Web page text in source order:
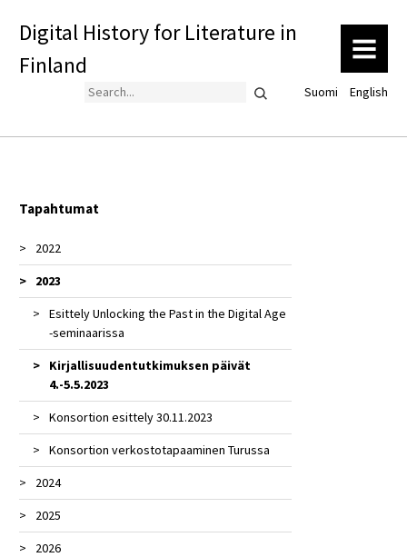
Digital History for Literature in
Finland
MENU
Search Suomi English
Tapahtumat
2022
Sanomalehtisymposiumi 2022
Seminaari: Kirjallisuushistorian uudistuvat
metodit
2023
Esittely Unlocking the Past in the Digital Age
-seminaarissa
Kirjallisuudentutkimuksen päivät
4.-5.5.2023
Konsortion esittely 30.11.2023
Konsortion verkostotapaaminen Turussa
2024
1800-luvun tutkimuksen verkoston 14.
vuosikonferenssi
2025
DARIAH Annual Event 2025
2026